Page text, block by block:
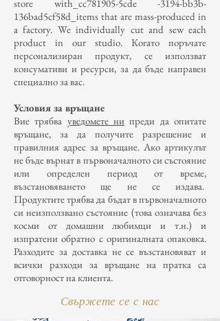
store with_cc781905-5cde -3194-bb3b-
136bad5cf58d_items that are mass-produced in
a factory. We individually cut and sew each
product in our studio. Когато поръчате
персонализиран продукт, се използват
консумативи и ресурси, за да бъде направен
специално за вас.
Условия за връщане
Вие трябва уведомете ни преди да опитате
връщане, за да получите разрешение и
правилния адрес за връщане. Ако артикулът
не бъде върнат в първоначалното си състояние
или определен период от време,
възстановяването ще не се издава.
Продуктите трябва да бъдат в първоначалното
си неизползвано състояние (това означава без
косми от домашни любимци и т.н.) и
изпратени обратно с оригиналната опаковка.
Разходите за доставка не се възстановяват и
всички разходи за връщане на пратка са
отговорност на клиента.
Свържете се с нас